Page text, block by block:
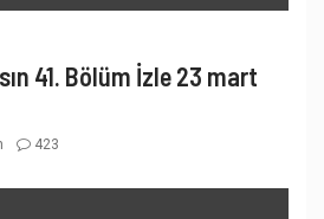
41. Bölüm İzle 23 mart
423